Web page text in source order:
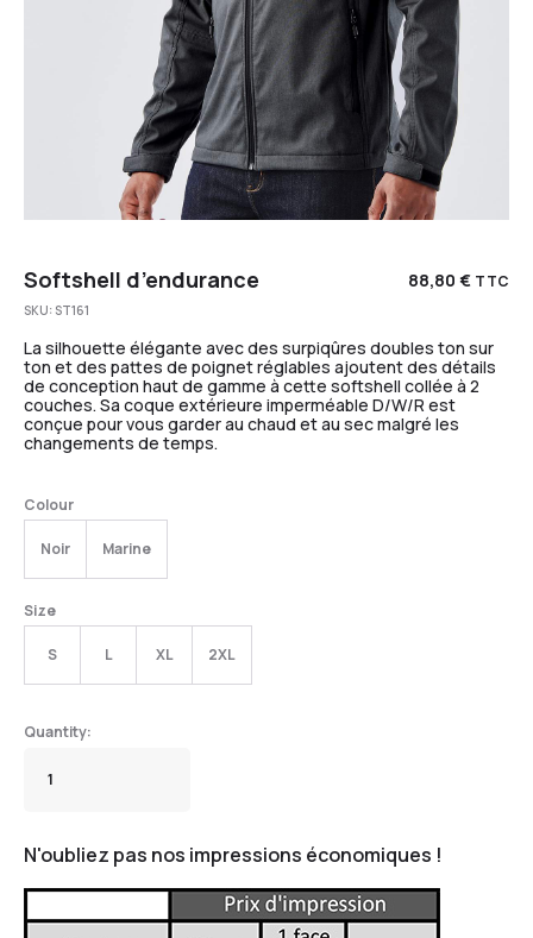
Softshell d’endurance 88,80 € TTC
SKU: ST161
La silhouette élégante avec des surpiqûres doubles ton sur
ton et des pattes de poignet réglables ajoutent des détails
de conception haut de gamme à cette softshell collée à 2
couches. Sa coque extérieure imperméable D/W/R est
conçue pour vous garder au chaud et au sec malgré les
changements de temps.
Colour
Noir Marine
Size
S L XL 2XL
N'oubliez pas nos impressions économiques !